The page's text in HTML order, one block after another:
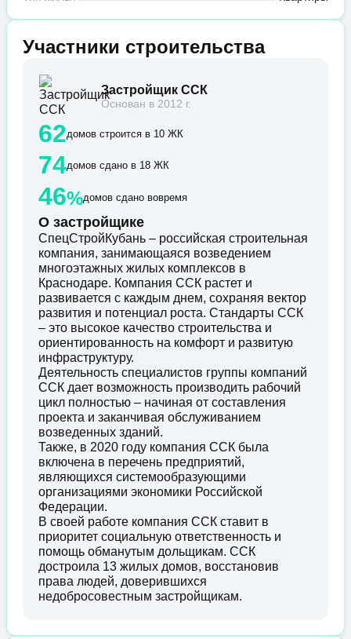
Участники строительства
Застройщик ССК
Основан в 2012 г.
62домов строится в 10 ЖК
74домов сдано в 18 ЖК
46%домов сдано вовремя
О застройщике
СпецСтройКубань – российская строительная
компания, занимающаяся возведением
многоэтажных жилых комплексов в
Краснодаре. Компания ССК растет и
развивается с каждым днем, сохраняя вектор
развития и потенциал роста. Стандарты ССК
– это высокое качество строительства и
ориентированность на комфорт и развитую
инфраструктуру.
Деятельность специалистов группы компаний
ССК дает возможность производить рабочий
цикл полностью – начиная от составления
проекта и заканчивая обслуживанием
возведенных зданий.
Также, в 2020 году компания ССК была
включена в перечень предприятий,
являющихся системообразующими
организациями экономики Российской
Федерации.
В своей работе компания ССК ставит в
приоритет социальную ответственность и
помощь обманутым дольщикам. ССК
достроила 13 жилых домов, восстановив
права людей, доверившихся
недобросовестным застройщикам.